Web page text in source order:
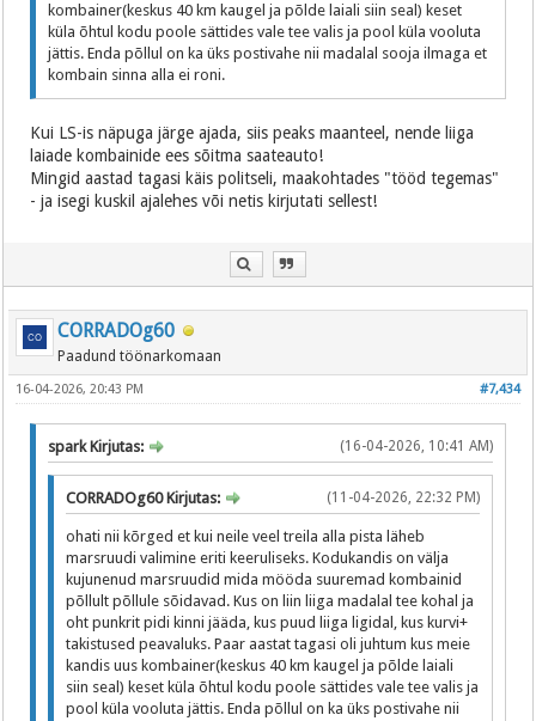
kombainer(keskus 40 km kaugel ja põlde laiali siin seal) keset
küla õhtul kodu poole sättides vale tee valis ja pool küla vooluta
jättis. Enda põllul on ka üks postivahe nii madalal sooja ilmaga et
kombain sinna alla ei roni.
Kui LS-is näpuga järge ajada, siis peaks maanteel, nende liiga
laiade kombainide ees sõitma saateauto!
Mingid aastad tagasi käis politseli, maakohtades "tööd tegemas"
- ja isegi kuskil ajalehes või netis kirjutati sellest!
CORRADOg60
Paadund töönarkomaan
#7,434
16-04-2026, 20:43 PM
(16-04-2026, 10:41 AM)
spark Kirjutas:
(11-04-2026, 22:32 PM)
CORRADOg60 Kirjutas:
ohati nii kõrged et kui neile veel treila alla pista läheb
marsruudi valimine eriti keeruliseks. Kodukandis on välja
kujunenud marsruudid mida mööda suuremad kombainid
põllult põllule sõidavad. Kus on liin liiga madalal tee kohal ja
oht punkrit pidi kinni jääda, kus puud liiga ligidal, kus kurvi+
takistused peavaluks. Paar aastat tagasi oli juhtum kus meie
kandis uus kombainer(keskus 40 km kaugel ja põlde laiali
siin seal) keset küla õhtul kodu poole sättides vale tee valis ja
pool küla vooluta jättis. Enda põllul on ka üks postivahe nii